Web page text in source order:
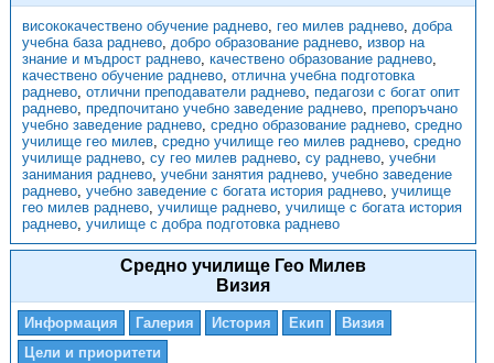
висококачествено обучение раднево, гео милев раднево, добра
учебна база раднево, добро образование раднево, извор на
знание и мъдрост раднево, качествено образование раднево,
качествено обучение раднево, отлична учебна подготовка
раднево, отлични преподаватели раднево, педагози с богат опит
раднево, предпочитано учебно заведение раднево, препоръчано
учебно заведение раднево, средно образование раднево, средно
училище гео милев, средно училище гео милев раднево, средно
училище раднево, су гео милев раднево, су раднево, учебни
занимания раднево, учебни занятия раднево, учебно заведение
раднево, учебно заведение с богата история раднево, училище
гео милев раднево, училище раднево, училище с богата история
раднево, училище с добра подготовка раднево
Средно училище Гео Милев
Визия
Информация Галерия История Екип
Визия
Цели и приоритети